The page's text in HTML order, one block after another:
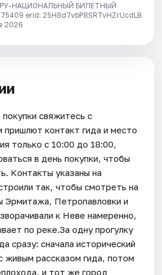
НАЦИОНАЛЬНЫЙ БИЛЕТНЫЙ
erid: 25H8d7vbP8SRTvHZrUcdLB.
2026
свяжитесь с
пришлют контакт гида и место
только с 10:00 до 18:00,
в день покупки, чтобы
Контакты указаны на
так, чтобы смотреть на
Эрмитажа, Петропавловки и
к Неве намеренно,
по реке.За одну прогулку
сразу: сначала исторический
живым рассказом гида, потом
и тот же город